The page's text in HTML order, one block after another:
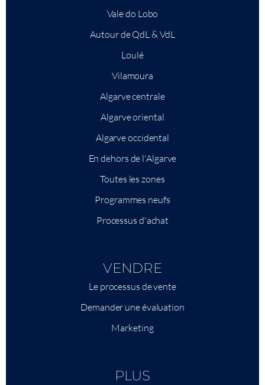
Vale do Lobo
Autour de QdL & VdL
Loulé
Vilamoura
Algarve centrale
Algarve oriental
Algarve occidental
En dehors de l'Algarve
Toutes les zones
Programmes neufs
Processus d'achat
VENDRE
Le processus de vente
Demander une évaluation
Marketing
PLUS